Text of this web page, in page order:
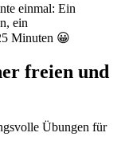
einmal: Ein
ein
Minuten 😀
freien und
Übungen für